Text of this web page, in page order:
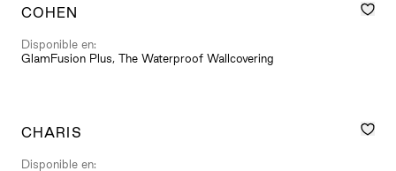
COHEN
Disponible en:
GlamFusion Plus, The Waterproof Wallcovering
CHARIS
Disponible en: